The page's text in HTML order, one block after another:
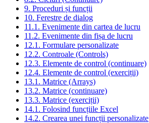
9. Proceduri și funcții
10. Ferestre de dialog
11.1. Evenimente din cartea de lucru
11.2. Evenimente din fișa de lucru
12.1. Formulare personalizate
12.2. Controale (Controls)
12.3. Elemente de control (continuare)
12.4. Elemente de control (exerciții)
13.1. Matrice (Arrays)
13.2. Matrice (continuare)
13.3. Matrice (exerciții)
14.1. Folosind funcțiile Excel
14.2. Crearea unei funcții personalizate